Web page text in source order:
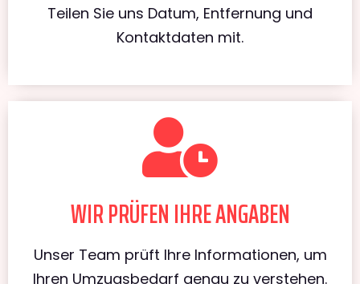
Teilen Sie uns Datum, Entfernung und
Kontaktdaten mit.
WIR PRÜFEN IHRE ANGABEN
Unser Team prüft Ihre Informationen, um
Ihren Umzugsbedarf genau zu verstehen.